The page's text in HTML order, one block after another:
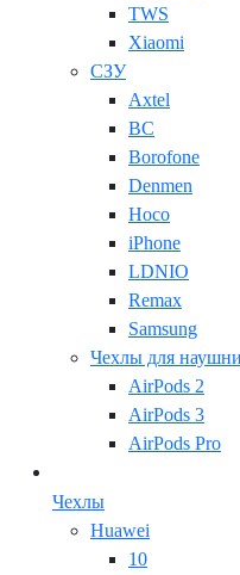
TWS
Xiaomi
СЗУ
Axtel
BC
Borofone
Denmen
Hoco
iPhone
LDNIO
Remax
Samsung
Чехлы для
AirPods 2
AirPods 3
AirPods Pro
Чехлы
Huawei
10